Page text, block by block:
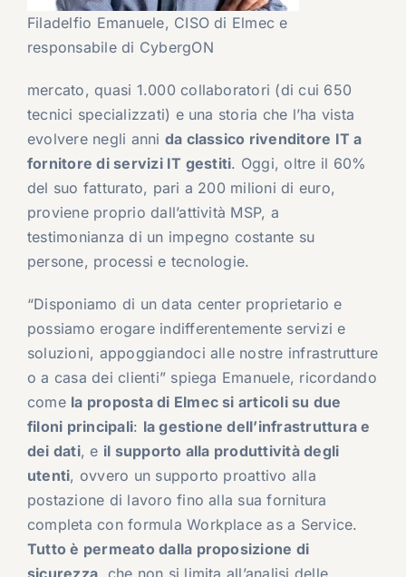
Filadelfio Emanuele, CISO di Elmec e
responsabile di CybergON
mercato, quasi 1.000 collaboratori (di cui 650
tecnici specializzati) e una storia che l’ha vista
evolvere negli anni da classico rivenditore IT a
fornitore di servizi IT gestiti. Oggi, oltre il 60%
del suo fatturato, pari a 200 milioni di euro,
proviene proprio dall’attività MSP, a
testimonianza di un impegno costante su
persone, processi e tecnologie.
“Disponiamo di un data center proprietario e
possiamo erogare indifferentemente servizi e
soluzioni, appoggiandoci alle nostre infrastrutture
o a casa dei clienti” spiega Emanuele, ricordando
come la proposta di Elmec si articoli su due
filoni principali: la gestione dell’infrastruttura e
dei dati, e il supporto alla produttività degli
utenti, ovvero un supporto proattivo alla
postazione di lavoro fino alla sua fornitura
completa con formula Workplace as a Service.
Tutto è permeato dalla proposizione di